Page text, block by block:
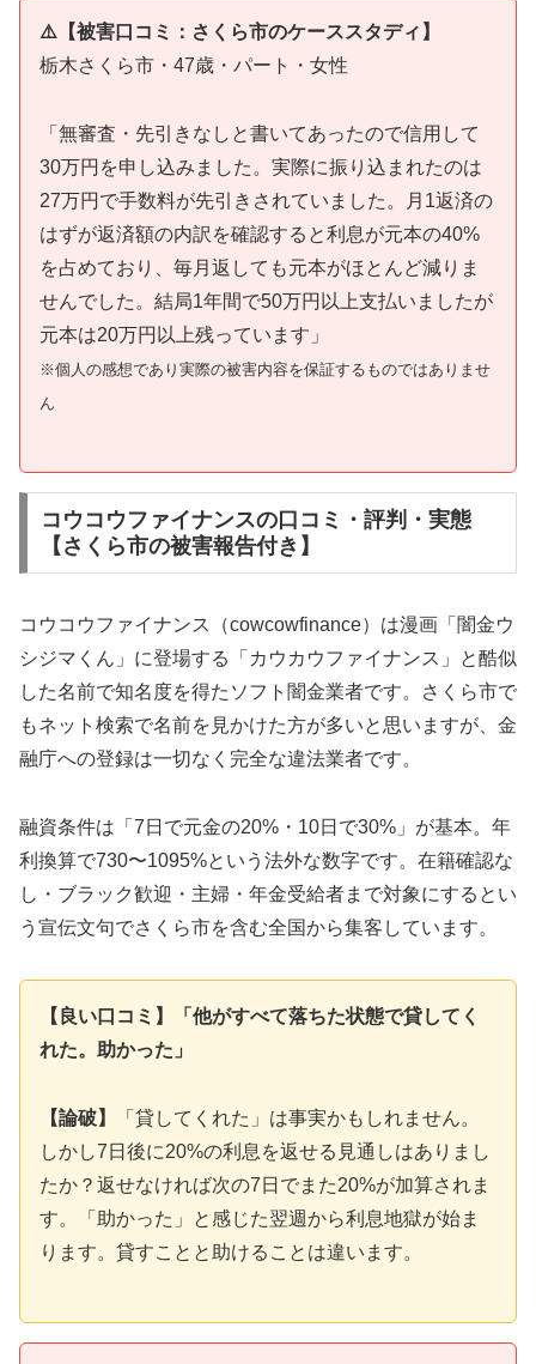
⚠️【被害口コミ：さくら市のケーススタディ】
栃木さくら市・47歳・パート・女性
「無審査・先引きなしと書いてあったので信用して
30万円を申し込みました。実際に振り込まれたのは
27万円で手数料が先引きされていました。月1返済の
はずが返済額の内訳を確認すると利息が元本の40%
を占めており、毎月返しても元本がほとんど減りま
せんでした。結局1年間で50万円以上支払いましたが
元本は20万円以上残っています」
※個人の感想であり実際の被害内容を保証するものではありませ
ん
コウコウファイナンスの口コミ・評判・実態
【さくら市の被害報告付き】
コウコウファイナンス（cowcowfinance）は漫画「闇金ウ
シジマくん」に登場する「カウカウファイナンス」と酷似
した名前で知名度を得たソフト闇金業者です。さくら市で
もネット検索で名前を見かけた方が多いと思いますが、金
融庁への登録は一切なく完全な違法業者です。
融資条件は「7日で元金の20%・10日で30%」が基本。年
利換算で730〜1095%という法外な数字です。在籍確認な
し・ブラック歓迎・主婦・年金受給者まで対象にするとい
う宣伝文句でさくら市を含む全国から集客しています。
【良い口コミ】「他がすべて落ちた状態で貸してく
れた。助かった」
【論破】
「貸してくれた」は事実かもしれません。
しかし7日後に20%の利息を返せる見通しはありまし
たか？返せなければ次の7日でまた20%が加算されま
す。「助かった」と感じた翌週から利息地獄が始ま
ります。貸すことと助けることは違います。